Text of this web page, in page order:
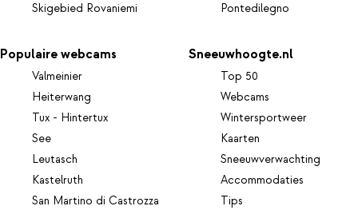
Skigebied Rovaniemi
Pontedilegno
Populaire webcams
Valmeinier
Heiterwang
Tux - Hintertux
See
Leutasch
Kastelruth
San Martino di Castrozza
Sneeuwhoogte.nl
Top 50
Webcams
Wintersportweer
Kaarten
Sneeuwverwachting
Accommodaties
Tips